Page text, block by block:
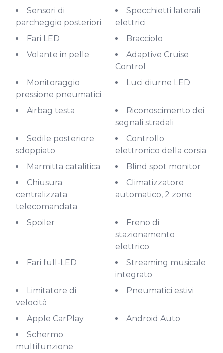
Sensori di
parcheggio posteriori
Specchietti laterali
elettrici
Fari LED
Bracciolo
Volante in pelle
Adaptive Cruise
Control
Monitoraggio
pressione pneumatici
Luci diurne LED
Airbag testa
Riconoscimento dei
segnali stradali
Sedile posteriore
sdoppiato
Controllo
elettronico della corsia
Marmitta catalitica
Blind spot monitor
Chiusura
centralizzata
telecomandata
Climatizzatore
automatico, 2 zone
Spoiler
Freno di
stazionamento
elettrico
Fari full-LED
Streaming musicale
integrato
Limitatore di
velocità
Pneumatici estivi
Apple CarPlay
Android Auto
Schermo
multifunzione